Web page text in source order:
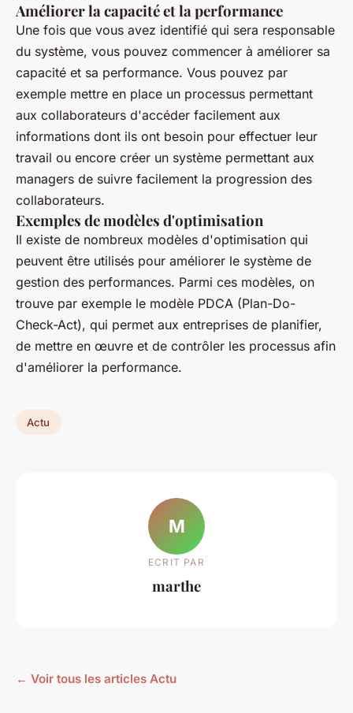
Améliorer la capacité et la performance
Une fois que vous avez identifié qui sera responsable
du système, vous pouvez commencer à améliorer sa
capacité et sa performance. Vous pouvez par
exemple mettre en place un processus permettant
aux collaborateurs d'accéder facilement aux
informations dont ils ont besoin pour effectuer leur
travail ou encore créer un système permettant aux
managers de suivre facilement la progression des
collaborateurs.
Exemples de modèles d'optimisation
Il existe de nombreux modèles d'optimisation qui
peuvent être utilisés pour améliorer le système de
gestion des performances. Parmi ces modèles, on
trouve par exemple le modèle PDCA (Plan-Do-
Check-Act), qui permet aux entreprises de planifier,
de mettre en œuvre et de contrôler les processus afin
d'améliorer la performance.
Actu
M
ECRIT PAR
marthe
← Voir tous les articles Actu